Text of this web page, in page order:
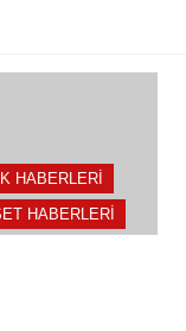
HABERLERI
HABERLERI